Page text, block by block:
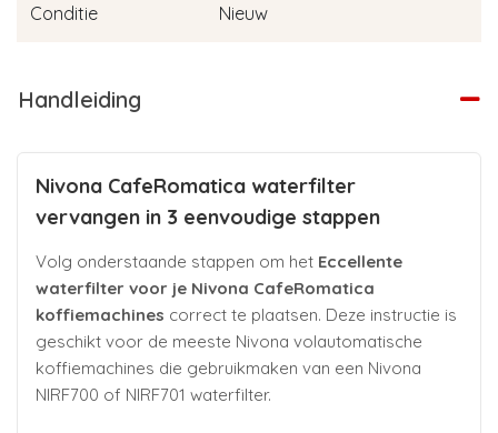
Conditie Nieuw
Handleiding
Nivona CafeRomatica waterfilter
vervangen in 3 eenvoudige stappen
Volg onderstaande stappen om het Eccellente
waterfilter voor je Nivona CafeRomatica
koffiemachines correct te plaatsen. Deze instructie is
geschikt voor de meeste Nivona volautomatische
koffiemachines die gebruikmaken van een Nivona
NIRF700 of NIRF701 waterfilter.